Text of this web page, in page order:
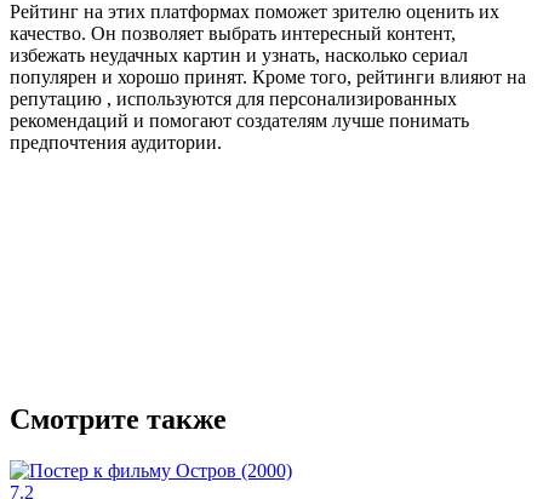
Рейтинг на этих платформах поможет зрителю оценить их
качество. Он позволяет выбрать интересный контент,
избежать неудачных картин и узнать, насколько сериал
популярен и хорошо принят. Кроме того, рейтинги влияют на
репутацию , используются для персонализированных
рекомендаций и помогают создателям лучше понимать
предпочтения аудитории.
Смотрите также
7.2